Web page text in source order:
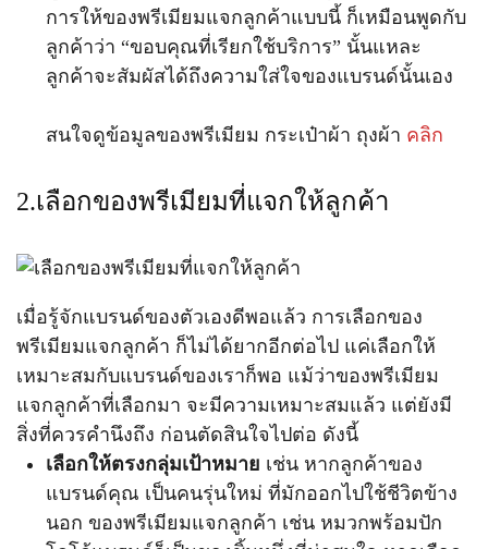
การให้ของพรีเมียมแจกลูกค้าแบบนี้ ก็เหมือนพูดกับ
ลูกค้าว่า “ขอบคุณที่เรียกใช้บริการ” นั้นแหละ
ลูกค้าจะสัมผัสได้ถึงความใส่ใจของแบรนด์นั้นเอง
สนใจดูข้อมูลของพรีเมียม กระเป๋าผ้า ถุงผ้า คลิก
2.เลือกของพรีเมียมที่แจกให้ลูกค้า
เมื่อรู้จักแบรนด์ของตัวเองดีพอแล้ว การเลือกของ
พรีเมียมแจกลูกค้า ก็ไม่ได้ยากอีกต่อไป แค่เลือกให้
เหมาะสมกับแบรนด์ของเราก็พอ แม้ว่าของพรีเมียม
แจกลูกค้าที่เลือกมา จะมีความเหมาะสมแล้ว แต่ยังมี
สิ่งที่ควรคำนึงถึง ก่อนตัดสินใจไปต่อ ดังนี้
เลือกให้ตรงกลุ่มเป้าหมาย เช่น หากลูกค้าของ
แบรนด์คุณ เป็นคนรุ่นใหม่ ที่มักออกไปใช้ชีวิตข้าง
นอก ของพรีเมียมแจกลูกค้า เช่น หมวกพร้อมปัก